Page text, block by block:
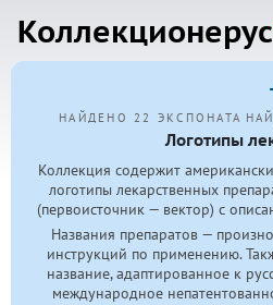
Коллекционерус
НАЙДЕНО 22 ЭКСПОНАТА
Логотипы
Коллекция содержит
логотипы лекарственных
(первоисточник — вектор) с
Названия препаратов —
инструкций по применению.
название, адаптированное к
международное